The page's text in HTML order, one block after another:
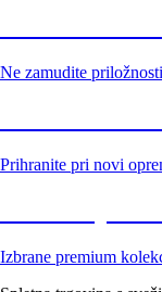
Ne zamudite
Prihranite pri novi
Izbrane premium